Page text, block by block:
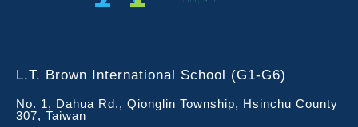
L.T. Brown International School (G1-G6)
No. 1, Dahua Rd., Qionglin Township, Hsinchu County
307, Taiwan